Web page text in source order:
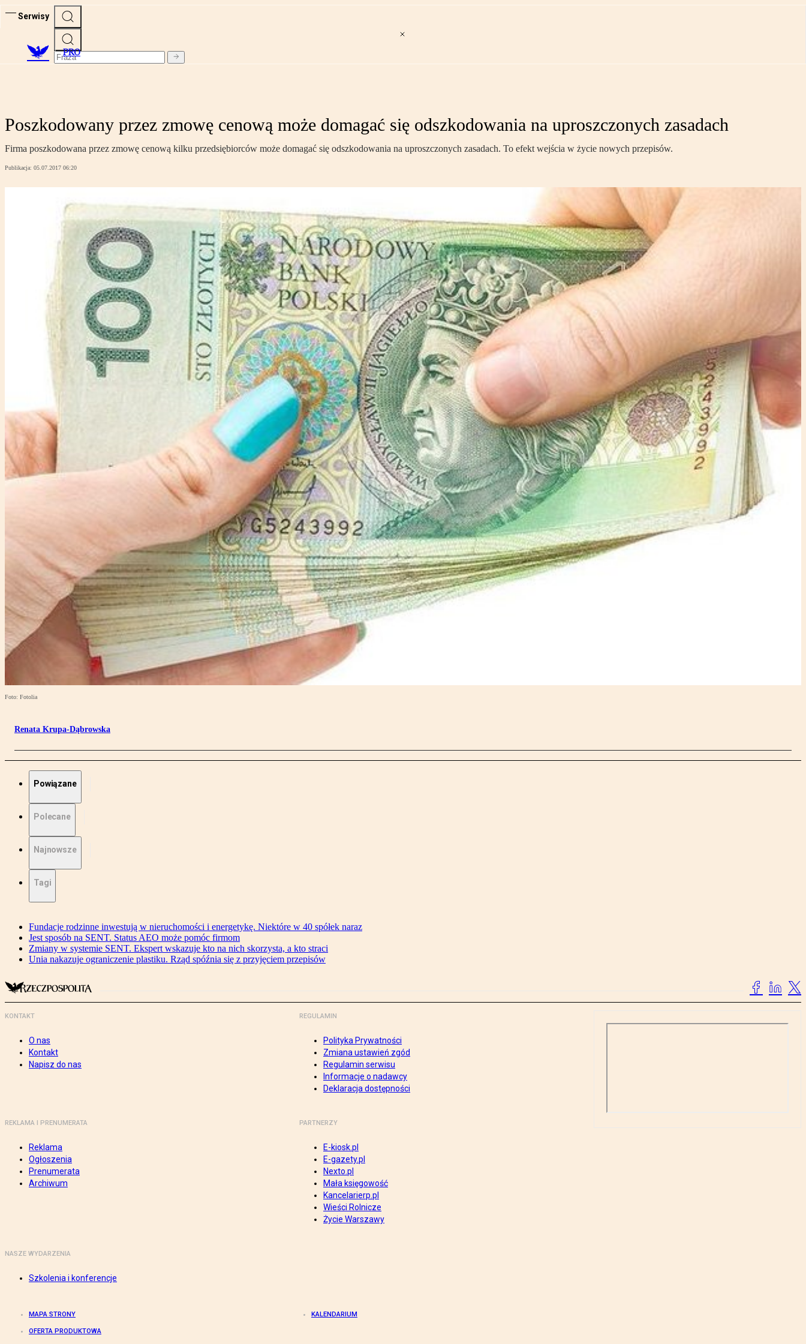
Serwisy
PRO
Poszkodowany przez zmowę cenową może domagać się odszkodowania na uproszczonych zasadach
Firma poszkodowana przez zmowę cenową kilku przedsiębiorców może domagać się odszkodowania na uproszczonych zasadach. To efekt wejścia w życie nowych przepisów.
Publikacja: 05.07.2017 06:20
Foto: Fotolia
Renata Krupa-Dąbrowska
Powiązane
Polecane
Najnowsze
Tagi
Fundacje rodzinne inwestują w nieruchomości i energetykę. Niektóre w 40 spółek naraz
Jest sposób na SENT. Status AEO może pomóc firmom
Zmiany w systemie SENT. Ekspert wskazuje kto na nich skorzysta, a kto straci
Unia nakazuje ograniczenie plastiku. Rząd spóźnia się z przyjęciem przepisów
KONTAKT
O nas
Kontakt
Napisz do nas
REGULAMIN
Polityka Prywatności
Zmiana ustawień zgód
Regulamin serwisu
Informacje o nadawcy
Deklaracja dostępności
REKLAMA I PRENUMERATA
Reklama
Ogłoszenia
Prenumerata
Archiwum
PARTNERZY
E-kiosk.pl
E-gazety.pl
Nexto.pl
Mała księgowość
Kancelarierp.pl
Wieści Rolnicze
Życie Warszawy
NASZE WYDARZENIA
Szkolenia i konferencje
MAPA STRONY KALENDARIUM
OFERTA PRODUKTOWA